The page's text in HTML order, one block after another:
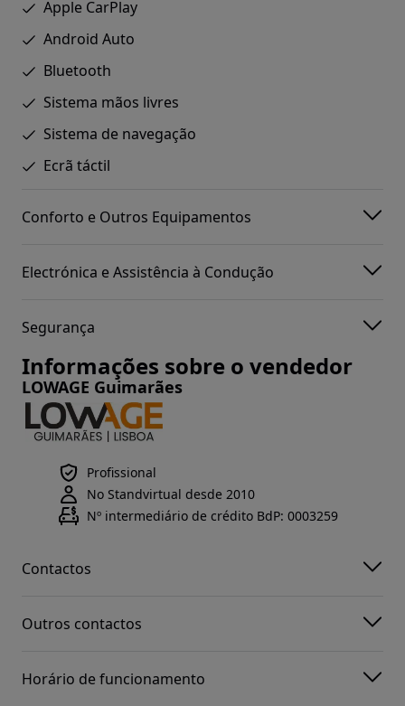
Apple CarPlay
Android Auto
Bluetooth
Sistema mãos livres
Sistema de navegação
Ecrã táctil
Conforto e Outros Equipamentos
Electrónica e Assistência à Condução
Segurança
Informações sobre o vendedor
LOWAGE Guimarães
Profissional
No Standvirtual desde 2010
Nº intermediário de crédito BdP: 0003259
Contactos
Outros contactos
Horário de funcionamento